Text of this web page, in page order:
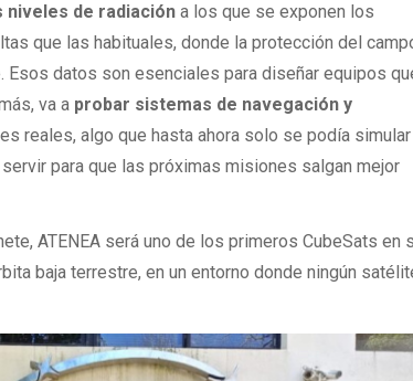
niveles de radiación a los que se exponen los
que las habituales, donde la protección del
datos son esenciales para diseñar equipos
va a probar sistemas de navegación y
reales, algo que hasta ahora solo se podía simular
para que las próximas misiones salgan mejor
ATENEA será uno de los primeros CubeSats en
baja terrestre, en un entorno donde ningún